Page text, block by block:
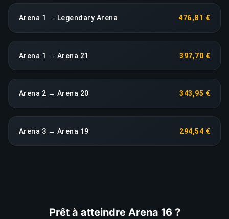
Arena 1 → Legendary Arena 476,81 €
Arena 1 → Arena 21 397,70 €
Arena 2 → Arena 20 343,95 €
Arena 3 → Arena 19 294,54 €
Prêt à atteindre Arena 16 ?